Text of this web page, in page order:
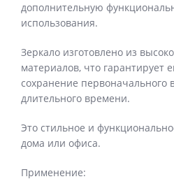
дополнительную
использования.
Зеркало изготовлено из
материалов, что гарантирует
сохранение первоначального
длительного времени.
Это стильное и
дома или офиса.
Применение: